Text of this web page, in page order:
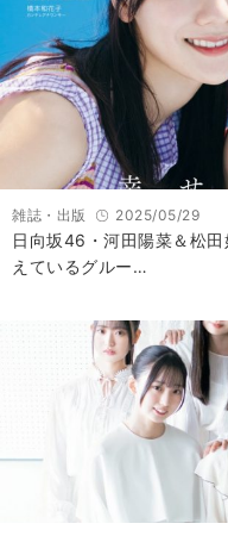
雑誌・出版 2025/05/29
日向坂46・河田陽菜＆松
えているグルー…